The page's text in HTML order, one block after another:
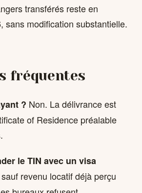
transférés reste en
sans modification substantielle.
fréquentes
? Non. La délivrance est
of Residence préalable
le TIN avec un visa
revenu locatif déjà perçu